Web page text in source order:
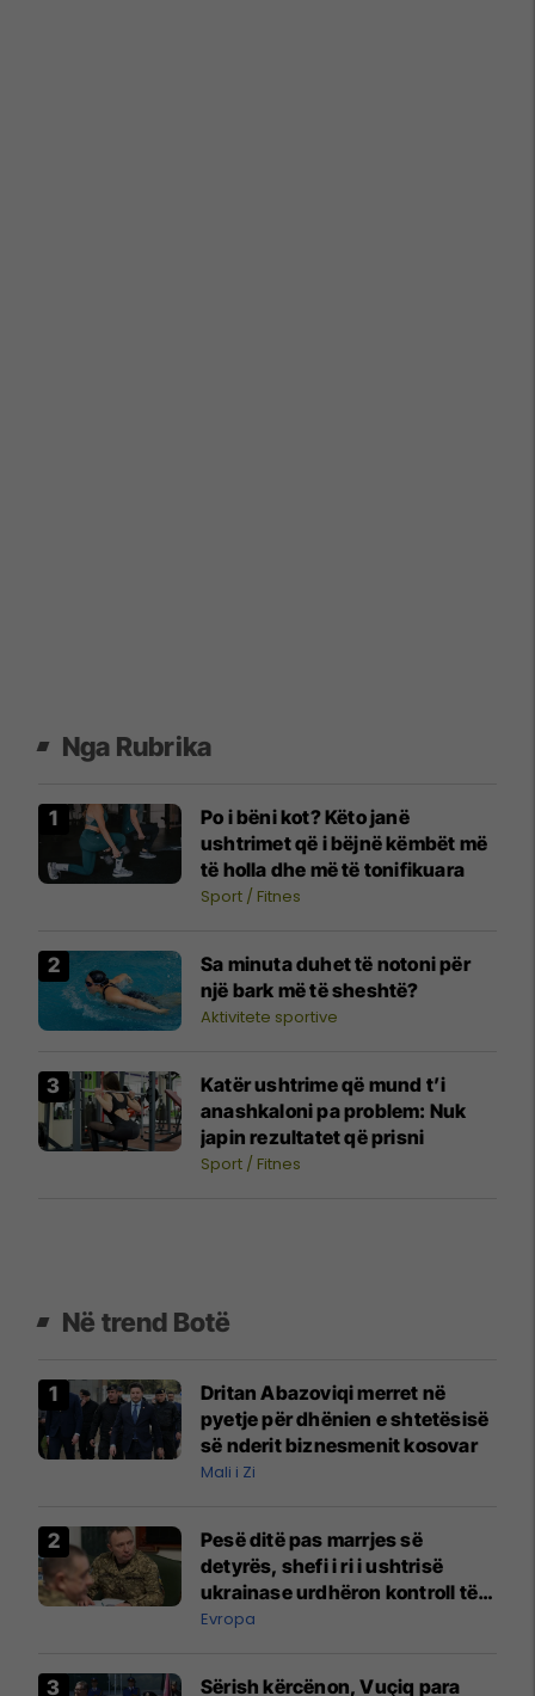
Nga Rubrika
Po i bëni kot? Këto janë
ushtrimet që i bëjnë këmbët më
të holla dhe më të tonifikuara
Sport / Fitnes
Sa minuta duhet të notoni për
një bark më të sheshtë?
Aktivitete sportive
Katër ushtrime që mund t’i
anashkaloni pa problem: Nuk
japin rezultatet që prisni
Sport / Fitnes
Në trend Botë
Dritan Abazoviqi merret në
pyetje për dhënien e shtetësisë
së nderit biznesmenit kosovar
Mali i Zi
Pesë ditë pas marrjes së
detyrës, shefi i ri i ushtrisë
ukrainase urdhëron kontroll të
madh
Evropa
Sërish kërcënon, Vuçiq para